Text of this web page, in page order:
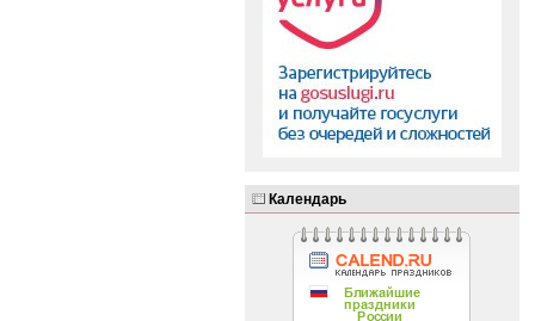
Календарь